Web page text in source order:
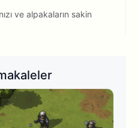
ve alpakaların sakin